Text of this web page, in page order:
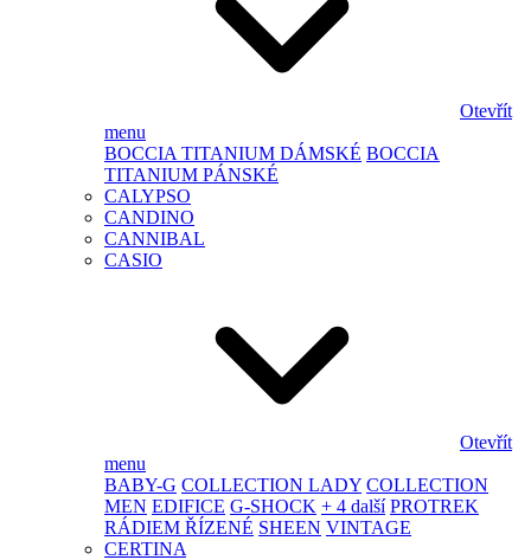
Otevřít
menu
BOCCIA TITANIUM DÁMSKÉ BOCCIA
TITANIUM PÁNSKÉ
CALYPSO
CANDINO
CANNIBAL
CASIO
Otevřít
menu
BABY-G COLLECTION LADY COLLECTION
MEN EDIFICE G-SHOCK + 4 další PROTREK
RÁDIEM ŘÍZENÉ SHEEN VINTAGE
CERTINA